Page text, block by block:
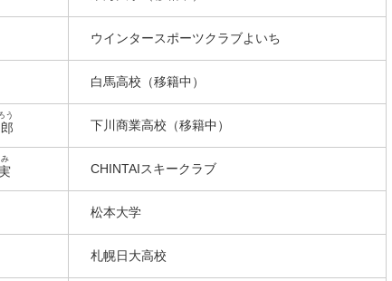
ウインタースポーツクラブよいち
白馬高校（移籍中）
う
下川商業高校（移籍中）
CHINTAIスキークラブ
松本大学
札幌日大高校